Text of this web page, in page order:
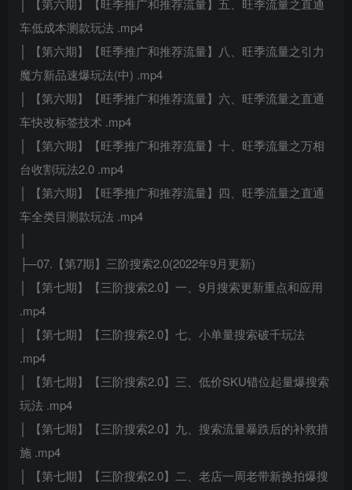
│ 【第六期】【旺季推广和推荐流量】五、旺季流量之直通
车低成本测款玩法 .mp4
│ 【第六期】【旺季推广和推荐流量】八、旺季流量之引力
魔方新品速爆玩法(中) .mp4
│ 【第六期】【旺季推广和推荐流量】六、旺季流量之直通
车快改标签技术 .mp4
│ 【第六期】【旺季推广和推荐流量】十、旺季流量之万相
台收割玩法2.0 .mp4
│ 【第六期】【旺季推广和推荐流量】四、旺季流量之直通
车全类目测款玩法 .mp4
├─07.【第7期】三阶搜索2.0(2022年9月更新)
│ 【第七期】【三阶搜索2.0】一、9月搜索更新重点和应用
.mp4
│ 【第七期】【三阶搜索2.0】七、小单量搜索破千玩法
.mp4
│ 【第七期】【三阶搜索2.0】三、低价SKU错位起量爆搜索
玩法 .mp4
│ 【第七期】【三阶搜索2.0】九、搜索流量暴跌后的补救措
施 .mp4
│ 【第七期】【三阶搜索2.0】二、老店一周老带新换拍爆搜